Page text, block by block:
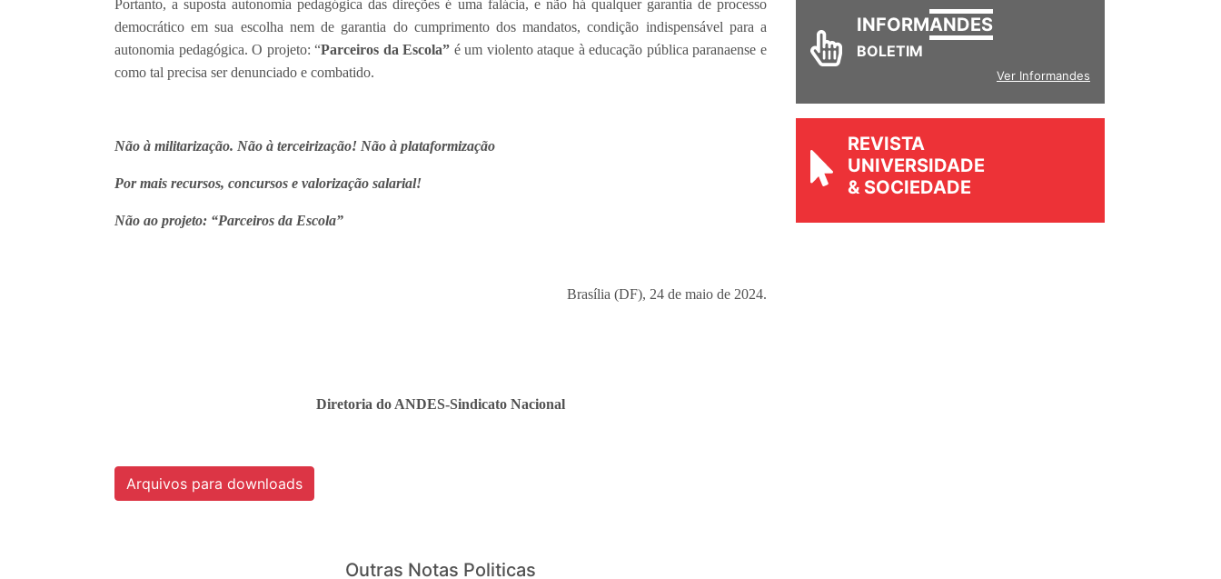
Portanto, a suposta autonomia pedagógica das direções é uma falácia, e não há qualquer garantia de processo
democrático em sua escolha nem de garantia do cumprimento dos mandatos, condição indispensável para a
autonomia pedagógica. O projeto: “Parceiros da Escola” é um violento ataque à educação pública paranaense e
como tal precisa ser denunciado e combatido.
Não à militarização. Não à terceirização! Não à plataformização
Por mais recursos, concursos e valorização salarial!
Não ao projeto: “Parceiros da Escola”
Brasília (DF), 24 de maio de 2024.
Diretoria do ANDES-Sindicato Nacional
Arquivos para downloads
Outras Notas Politicas
INFORMANDES
BOLETIM
Ver Informandes
REVISTA
UNIVERSIDADE
& SOCIEDADE